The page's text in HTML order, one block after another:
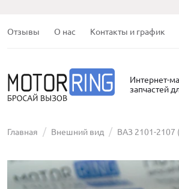
Отзывы О нас Контакты и график
Интернет-
запчастей
Главная Внешний вид ВАЗ 2101-2107